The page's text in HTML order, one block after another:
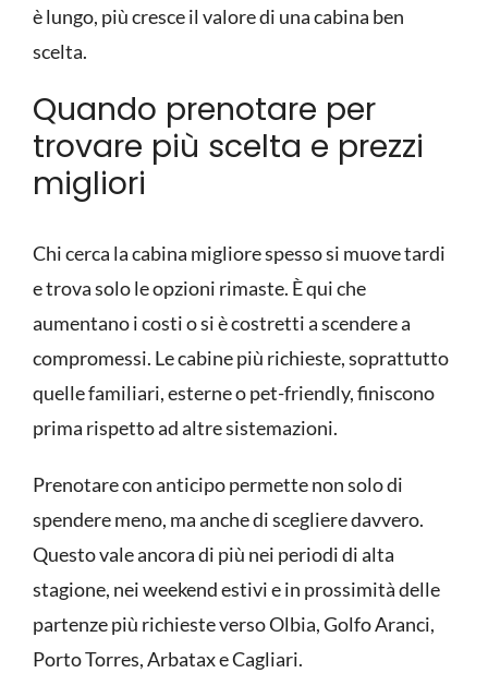
è lungo, più cresce il valore di una cabina ben
scelta.
Quando prenotare per
trovare più scelta e prezzi
migliori
Chi cerca la cabina migliore spesso si muove tardi
e trova solo le opzioni rimaste. È qui che
aumentano i costi o si è costretti a scendere a
compromessi. Le cabine più richieste, soprattutto
quelle familiari, esterne o pet-friendly, finiscono
prima rispetto ad altre sistemazioni.
Prenotare con anticipo permette non solo di
spendere meno, ma anche di scegliere davvero.
Questo vale ancora di più nei periodi di alta
stagione, nei weekend estivi e in prossimità delle
partenze più richieste verso Olbia, Golfo Aranci,
Porto Torres, Arbatax e Cagliari.